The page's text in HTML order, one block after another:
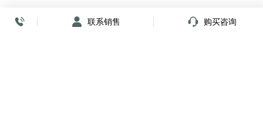
联系销售 购买咨询